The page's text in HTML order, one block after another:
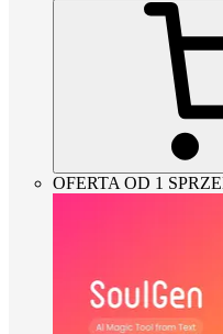
OFERTA OD 1